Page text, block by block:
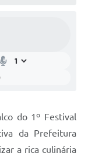
do 1º Festival
da Prefeitura
a rica culinária